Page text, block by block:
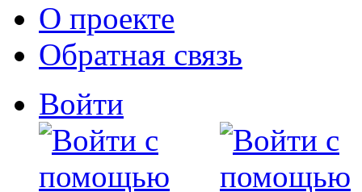
О проекте
Обратная связь
Войти